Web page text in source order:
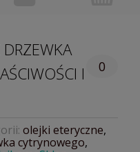
I
0
olejki eteryczne,
cytrynowego,